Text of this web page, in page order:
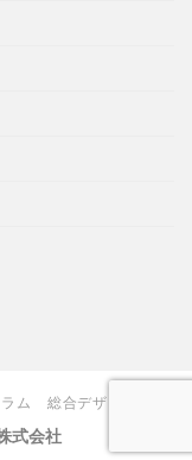
ム 総合デザイン制作
式会社